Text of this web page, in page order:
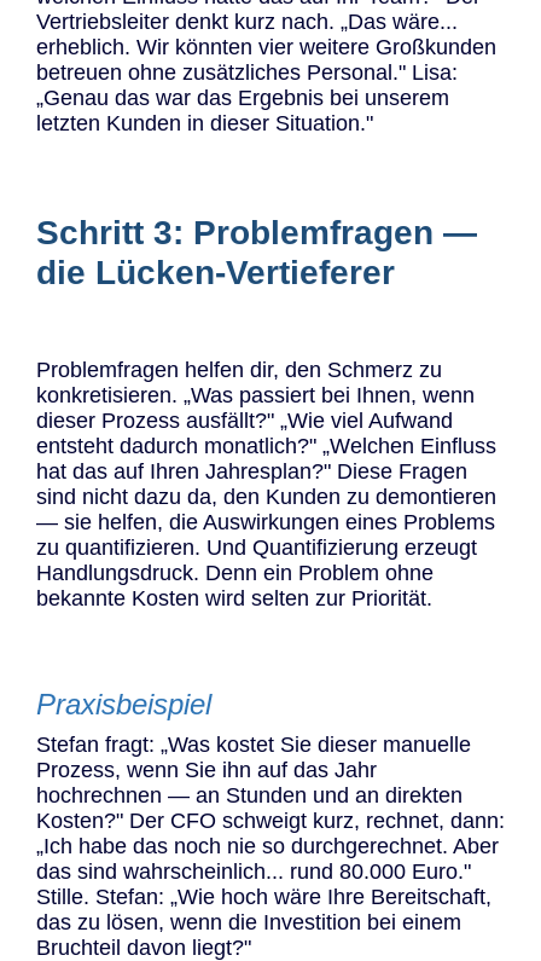
Vertriebsleiter denkt kurz nach. „Das wäre...
erheblich. Wir könnten vier weitere Großkunden
betreuen ohne zusätzliches Personal." Lisa:
„Genau das war das Ergebnis bei unserem
letzten Kunden in dieser Situation."
Schritt 3: Problemfragen —
die Lücken-Vertieferer
Problemfragen helfen dir, den Schmerz zu
konkretisieren. „Was passiert bei Ihnen, wenn
dieser Prozess ausfällt?" „Wie viel Aufwand
entsteht dadurch monatlich?" „Welchen Einfluss
hat das auf Ihren Jahresplan?" Diese Fragen
sind nicht dazu da, den Kunden zu demontieren
— sie helfen, die Auswirkungen eines Problems
zu quantifizieren. Und Quantifizierung erzeugt
Handlungsdruck. Denn ein Problem ohne
bekannte Kosten wird selten zur Priorität.
Praxisbeispiel
Stefan fragt: „Was kostet Sie dieser manuelle
Prozess, wenn Sie ihn auf das Jahr
hochrechnen — an Stunden und an direkten
Kosten?" Der CFO schweigt kurz, rechnet, dann:
„Ich habe das noch nie so durchgerechnet. Aber
das sind wahrscheinlich... rund 80.000 Euro."
Stille. Stefan: „Wie hoch wäre Ihre Bereitschaft,
das zu lösen, wenn die Investition bei einem
Bruchteil davon liegt?"